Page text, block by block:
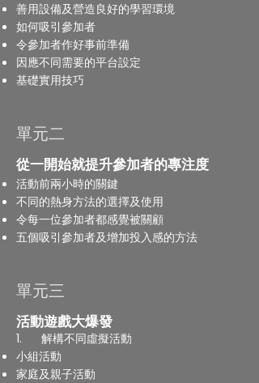
善用設備及營造良好的學習環境
如何吸引參加者
令參加者作好事前準備
因應不同需要的平台設定
基礎實用技巧
單元二
從一開始就提升參加者的專注度
活動前兩小時的關鍵
不同的熱身方法的選擇及使用
令每一位參加者都感覺被關顧
五個吸引參加者及增加投入感的方法
單元三
活動遊戲大爆發
1. 解構不同虛擬活動
小組活動
家庭及親子活動